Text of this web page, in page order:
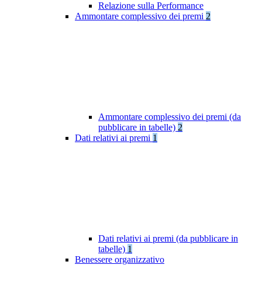
Relazione sulla Performance
Ammontare complessivo dei premi 2
Ammontare complessivo dei premi (da
pubblicare in tabelle) 2
Dati relativi ai premi 1
Dati relativi ai premi (da pubblicare in
tabelle) 1
Benessere organizzativo